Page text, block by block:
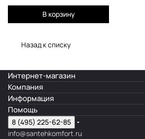
В корзину
Назад к списку
Интернет-магазин
Компания
Информация
Помощь
8 (495) 225-62-85
info@santehkomfort.ru